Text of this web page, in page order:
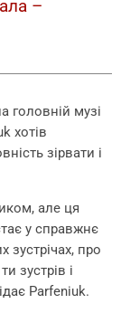
–
головній музі
хотів
зірвати і
але ця
у справжнє
про
зустрів і
Parfeniuk.